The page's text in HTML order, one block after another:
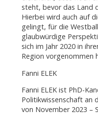
steht, bevor das Land
Hierbei wird auch auf
gelingt, für die
glaubwürdige
sich im Jahr 2020 in
Region vorgenommen
Fanni ELEK
Fanni ELEK ist PhD-
Politikwissenschaft an
von November 2023 –